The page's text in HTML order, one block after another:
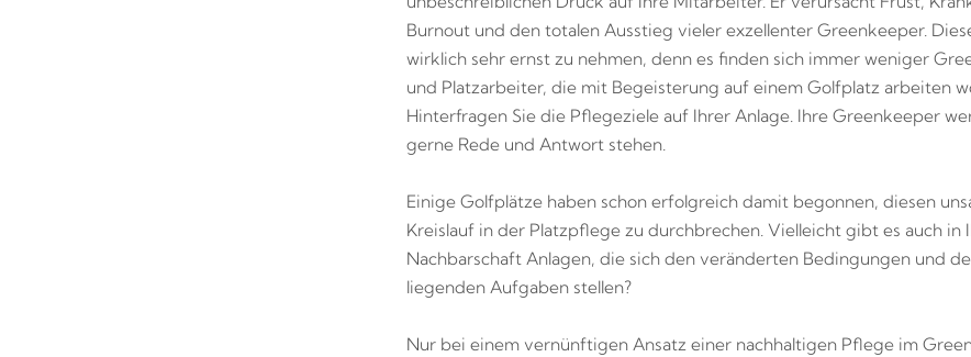
Burnout und den totalen Ausstieg vieler exzellenter Greenkeeper.
wirklich sehr ernst zu nehmen, denn es finden sich immer weniger
und Platzarbeiter, die mit Begeisterung auf einem Golfplatz arbeiten
Hinterfragen Sie die Pflegeziele auf Ihrer Anlage. Ihre Greenkeeper
gerne Rede und Antwort stehen.
Einige Golfplätze haben schon erfolgreich damit begonnen, diesen
Kreislauf in der Platzpflege zu durchbrechen. Vielleicht gibt es auch in
Nachbarschaft Anlagen, die sich den veränderten Bedingungen und
liegenden Aufgaben stellen?
Nur bei einem vernünftigen Ansatz einer nachhaltigen Pflege im